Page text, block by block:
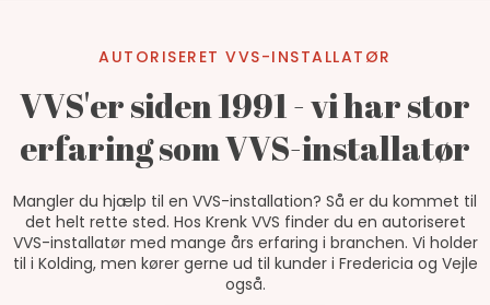
AUTORISERET VVS-INSTALLATØR
VVS'er siden 1991 - vi har stor
erfaring som VVS-installatør
Mangler du hjælp til en VVS-installation? Så er du kommet til
det helt rette sted. Hos Krenk VVS finder du en autoriseret
VVS-installatør med mange års erfaring i branchen. Vi holder
til i Kolding, men kører gerne ud til kunder i Fredericia og Vejle
også.